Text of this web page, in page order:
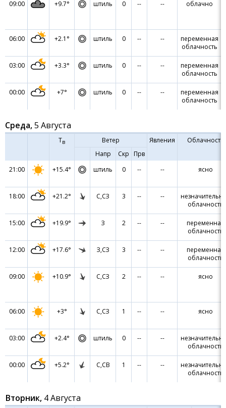
09:00 +9.7° штиль 0 -- -- облачно
06:00 +2.1° штиль 0 -- --
переменная
облачность
03:00 +3.3° штиль 0 -- --
переменная
облачность
00:00 +7° штиль 0 -- --
переменная
облачность
Среда,5 Августа
Тв Ветер Явления
Облачность
Напр
Скр Прв
21:00
+15.4° штиль 0 -- -- ясно
18:00 +21.2° С,СЗ 3 -- --
облачность
15:00 +19.9° З 2 -- --
переменная
облачность
12:00 +17.6° З,СЗ 3 -- --
переменная
облачность
09:00 +10.9° С,СЗ 2 -- -- ясно
06:00 +3° С,СЗ 1 -- -- ясно
03:00 +2.4° штиль 0 -- --
облачность
00:00 +5.2° С,СВ 1 -- --
облачность
Вторник, 4 Августа